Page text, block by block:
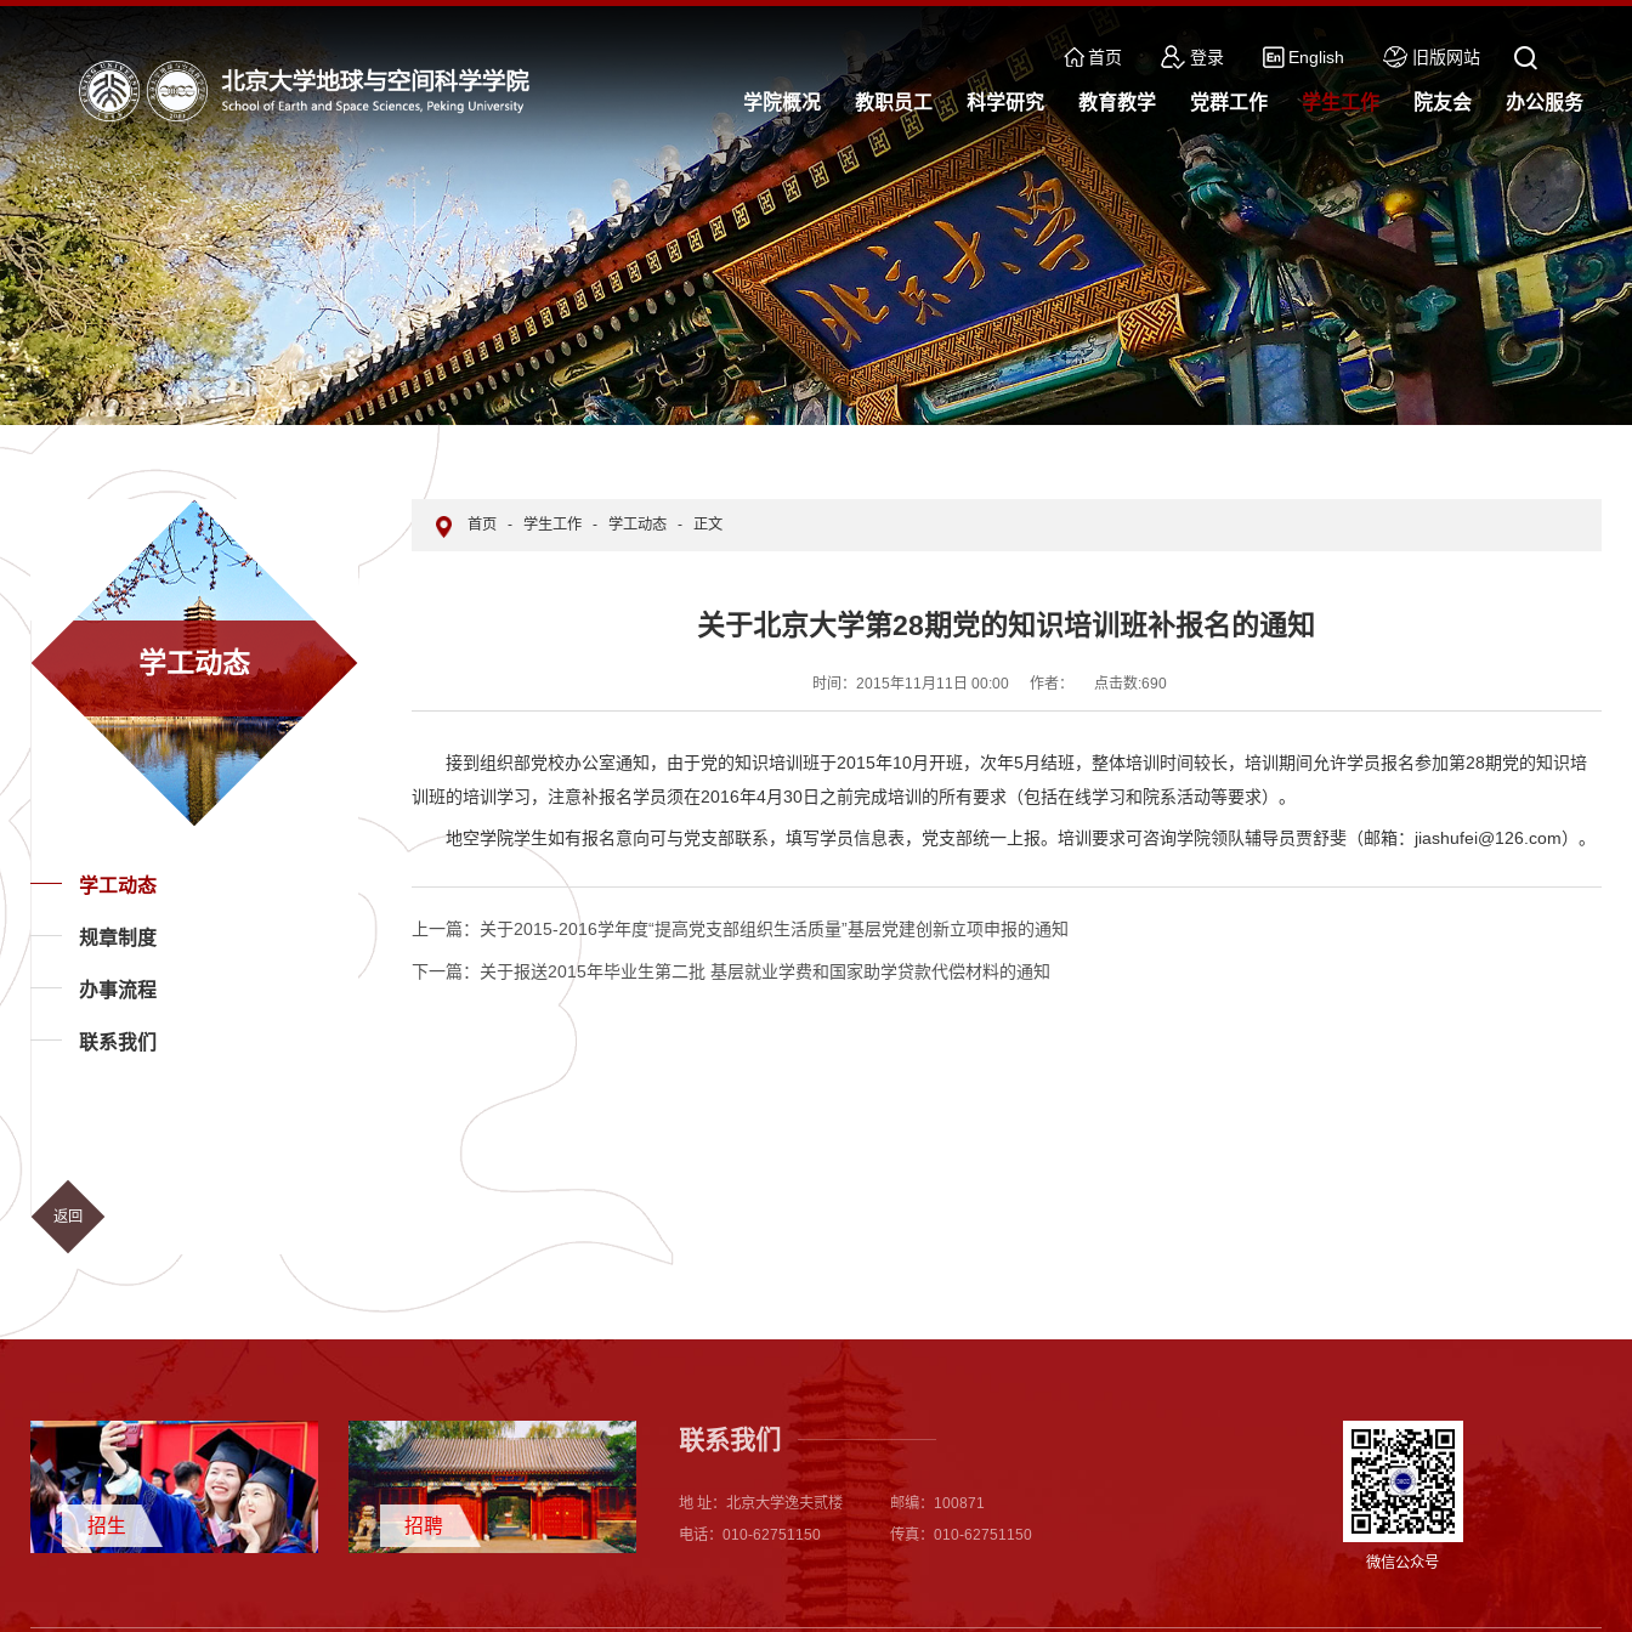
首页 登录 English 旧版网站
学院概况 教职员工 科学研究 教育教学 党群工作 学生工作 院友会 办公服务
学工动态
学工动态
规章制度
办事流程
联系我们
返回
首页 - 学生工作 - 学工动态 - 正文
关于北京大学第28期党的知识培训班补报名的通知
时间：2015年11月11日 00:00 作者： 点击数:690
接到组织部党校办公室通知，由于党的知识培训班于2015年10月开班，次年5月结班，整体培训时间较长，培训期间允许学员报名参加第28期党的知识培
训班的培训学习，注意补报名学员须在2016年4月30日之前完成培训的所有要求（包括在线学习和院系活动等要求）。
地空学院学生如有报名意向可与党支部联系，填写学员信息表，党支部统一上报。培训要求可咨询学院领队辅导员贾舒斐（邮箱：jiashufei@126.com）。
上一篇： 关于2015-2016学年度“提高党支部组织生活质量”基层党建创新立项申报的通知
下一篇： 关于报送2015年毕业生第二批 基层就业学费和国家助学贷款代偿材料的通知
招生 招聘
联系我们
地 址：北京大学逸夫贰楼
邮编：100871
电话：010-62751150
传真：010-62751150
微信公众号